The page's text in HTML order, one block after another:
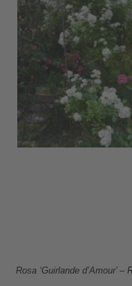
Rosa ‘Guirlande d’Amour’ –